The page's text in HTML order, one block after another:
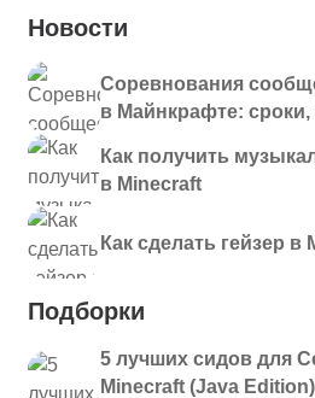
Новости
Соревнования
в Майнкрафте:
Как получить
в Minecraft
Как сделать гейзер в
Подборки
5 лучших сидов для
Minecraft (Java